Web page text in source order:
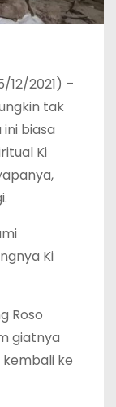
12/2021) –
tak
biasa
Ki
Ki
Roso
giatnya
ke